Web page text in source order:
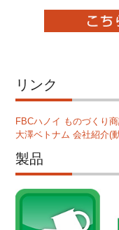
リンク
FBCハノイ ものづくり
大澤ベトナム 会社紹介(
製品